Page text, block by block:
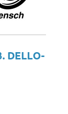
DELLO-